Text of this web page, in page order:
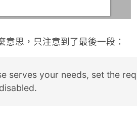
思，只注意到了最後一段：
serves your needs, set the